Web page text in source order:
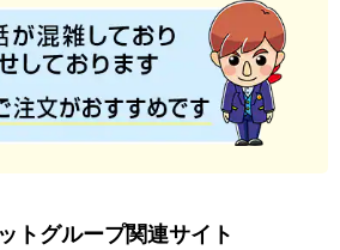
トグループ関連サイト